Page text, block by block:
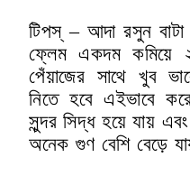
টিপস্ – আদা রসুন বাটা
ফ্লেম একদম কমিয়ে
পেঁয়াজের সাথে খুব
নিতে হবে এইভাবে
সুন্দর সিদ্ধ হয়ে যায়
অনেক গুণ বেশি বেড়ে